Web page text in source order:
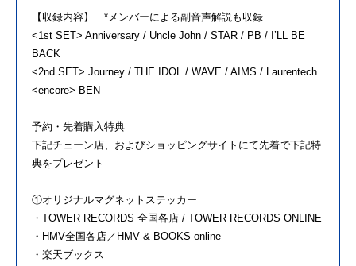
【収録内容】 *メンバーによる副音声解説も収録
<1st SET> Anniversary / Uncle John / STAR / PB / I’LL BE
BACK
<2nd SET> Journey / THE IDOL / WAVE / AIMS / Laurentech
<encore> BEN
予約・先着購入特典
下記チェーン店、およびショッピングサイトにて先着で下記特
典をプレゼント
①オリジナルマグネットステッカー
・TOWER RECORDS 全国各店 / TOWER RECORDS ONLINE
・HMV全国各店／HMV & BOOKS online
・楽天ブックス